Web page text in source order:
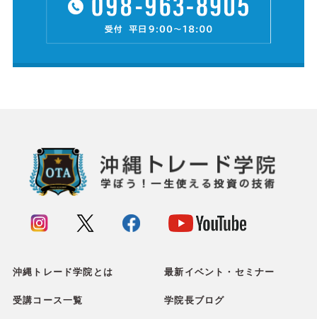
沖縄トレード学院とは 最新イベント・セミナー
受講コース一覧 学院長ブログ